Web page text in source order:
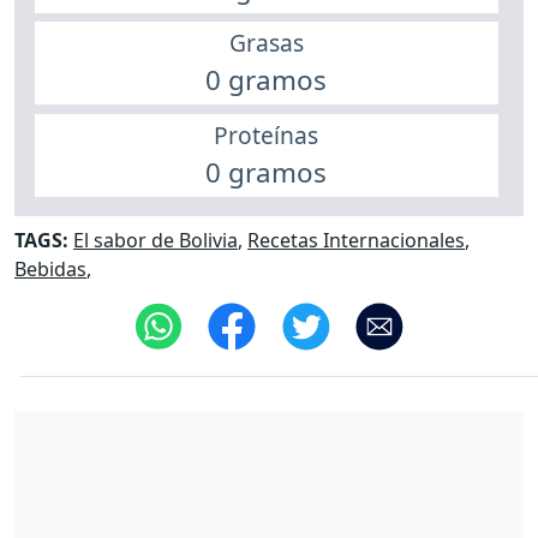
Grasas
0 gramos
Proteínas
0 gramos
TAGS: El sabor de Bolivia, Recetas Internacionales,
Bebidas,